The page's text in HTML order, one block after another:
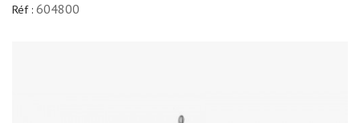
Réf : 604800